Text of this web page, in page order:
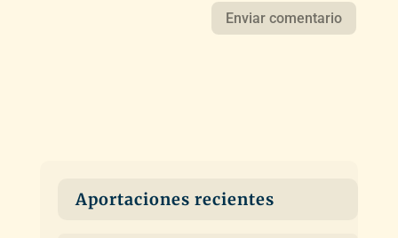
Aportaciones recientes